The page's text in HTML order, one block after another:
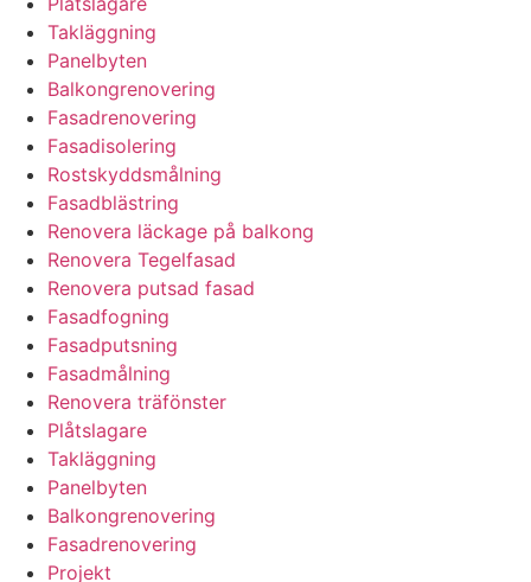
Takläggning
Panelbyten
Balkongrenovering
Fasadrenovering
Fasadisolering
Rostskyddsmålning
Fasadblästring
Renovera läckage på balkong
Renovera Tegelfasad
Renovera putsad fasad
Fasadfogning
Fasadputsning
Fasadmålning
Renovera träfönster
Plåtslagare
Takläggning
Panelbyten
Balkongrenovering
Fasadrenovering
Projekt